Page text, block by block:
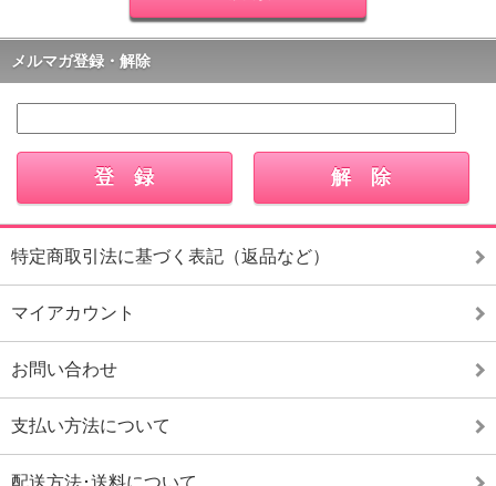
メルマガ登録・解除
特定商取引法に基づく表記（返品など）
マイアカウント
お問い合わせ
支払い方法について